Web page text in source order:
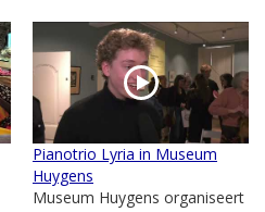
Pianotrio Lyria in Museum
Huygens
Museum Huygens organiseert